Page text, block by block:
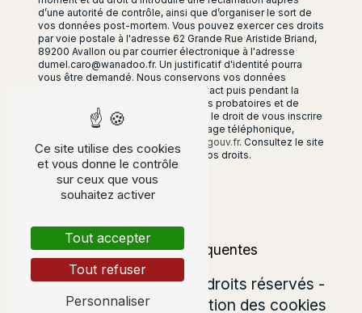
d’une autorité de contrôle, ainsi que d’organiser le sort de
vos données post-mortem. Vous pouvez exercer ces droits
par voie postale à l'adresse 62 Grande Rue Aristide Briand,
89200 Avallon ou par courrier électronique à l'adresse
dumel.caro@wanadoo.fr. Un justificatif d'identité pourra
vous être demandé. Nous conservons vos données
pendant la période de prise de contact puis pendant la
durée de prescription légale aux fins probatoires et de
gestion des contentieux. Vous avez le droit de vous inscrire
sur la liste d'opposition au démarchage téléphonique,
disponible à cette adresse:
Bloctel.gouv.fr. Consultez le site
cnil.fr pour plus d’informations sur vos droits.
Recherches fréquentes
©Vistalid- 2026 - Tous droits réservés -
Mentions légales
Gestion des cookies
Ce site utilise des cookies
et vous donne le contrôle
sur ceux que vous
souhaitez activer
Tout accepter
Tout refuser
Personnaliser